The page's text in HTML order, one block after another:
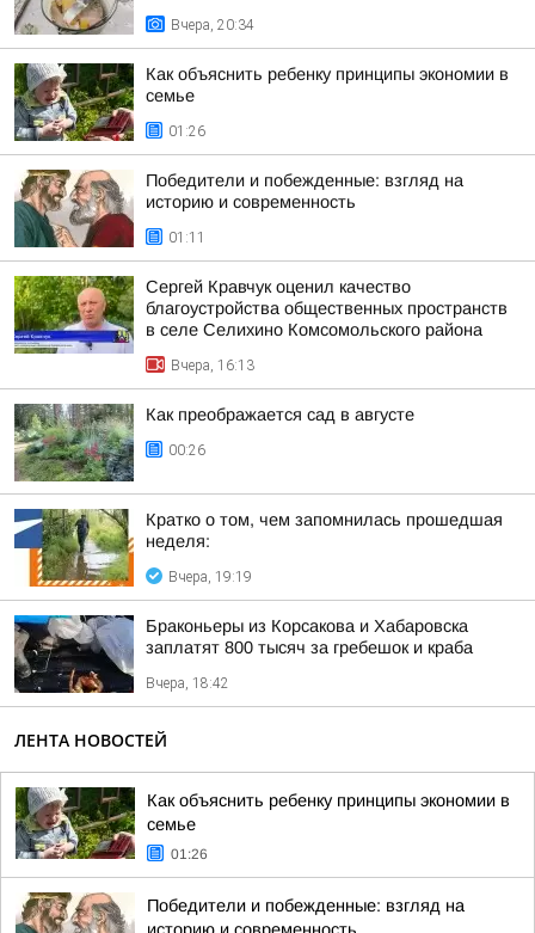
Вчера, 20:34
Как объяснить ребенку принципы экономии в
семье
01:26
Победители и побежденные: взгляд на
историю и современность
01:11
Сергей Кравчук оценил качество
благоустройства общественных пространств
в селе Селихино Комсомольского района
Вчера, 16:13
Как преображается сад в августе
00:26
Кратко о том, чем запомнилась прошедшая
неделя:
Вчера, 19:19
Браконьеры из Корсакова и Хабаровска
заплатят 800 тысяч за гребешок и краба
Вчера, 18:42
ЛЕНТА НОВОСТЕЙ
Как объяснить ребенку принципы экономии в
семье
01:26
Победители и побежденные: взгляд на